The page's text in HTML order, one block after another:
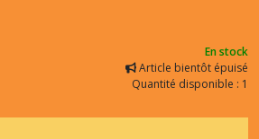
En stock
Article bientôt épuisé
Quantité disponible : 1